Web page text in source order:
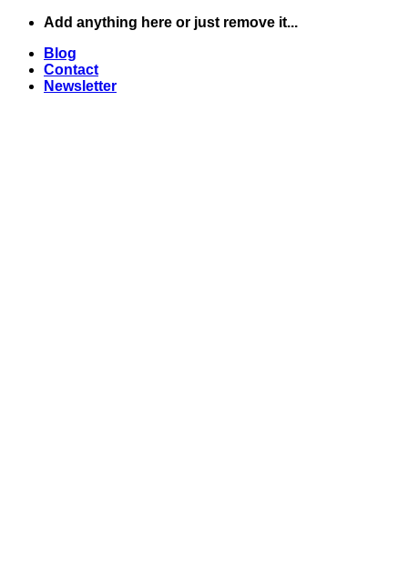
Skip
content
Add anything here or just remove it...
Blog
Contact
Newsletter